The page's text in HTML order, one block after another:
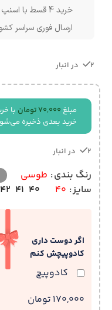
خرید 4 قسط با اسنپ پی بدون سود
ارسال فوری سراسر
2 در انبار
مبلغ 70,000تومان با
خرید بعدی ذخیره
2 در انبار
رنگ بندی طوسی
سایز 40
40
41
42
اگر دوست داری
کادوپیچش کنم
کادوپیچ
170,000 تومان